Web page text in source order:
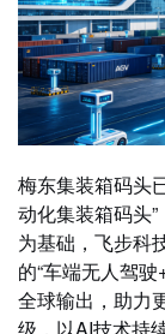
梅东集装箱码头
动化集装箱码头
为基础，飞步科
的“车端无人驾
全球输出，助力
级，以AI技术持